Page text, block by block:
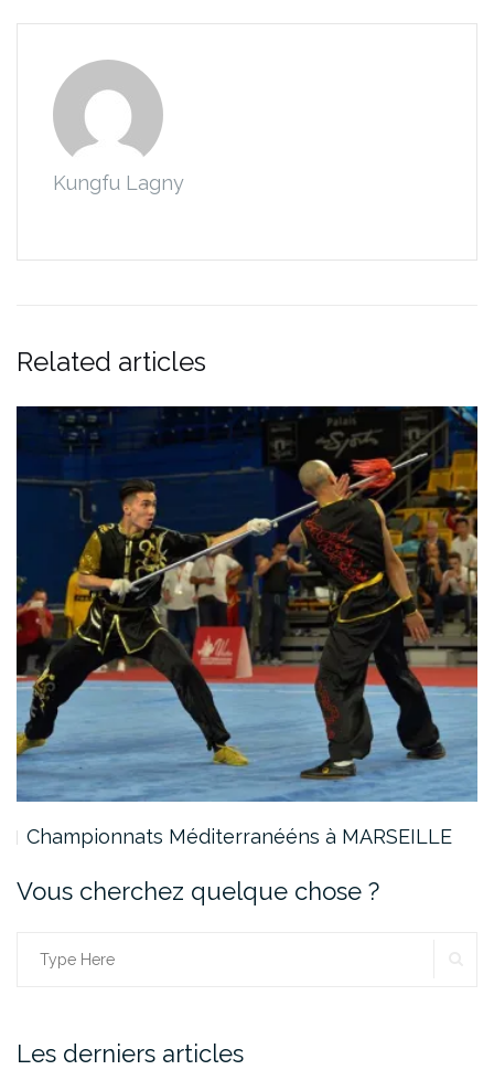
Kungfu Lagny
Related articles
Championnats Méditerranééns à MARSEILLE
Vous cherchez quelque chose ?
Search
Les derniers articles